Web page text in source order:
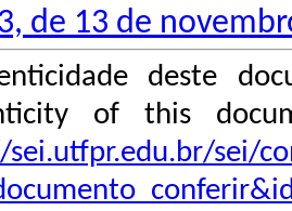
de 13 de
deste
of this
sei.utfpr.edu.br/sei/